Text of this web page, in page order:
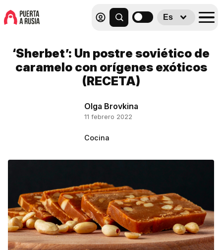
Es
‘Sherbet’: Un postre soviético de
caramelo con orígenes exóticos
(RECETA)
Olga Brovkina
11 febrero 2022
Cocina